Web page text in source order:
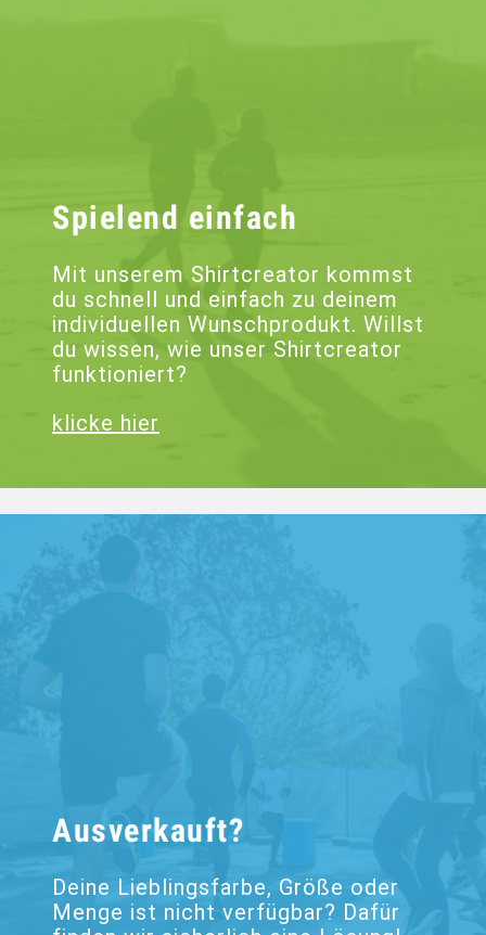
Spielend einfach
Mit unserem Shirtcreator kommst
du schnell und einfach zu deinem
individuellen Wunschprodukt. Willst
du wissen, wie unser Shirtcreator
funktioniert?
klicke hier
Ausverkauft?
Deine Lieblingsfarbe, Größe oder
Menge ist nicht verfügbar? Dafür